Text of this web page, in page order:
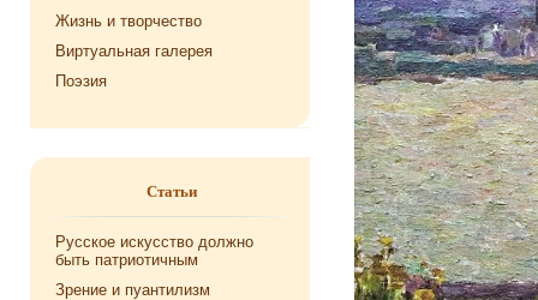
Жизнь и творчество
Виртуальная галерея
Поэзия
Статьи
Русское искусство должно
быть патриотичным
Зрение и пуантилизм